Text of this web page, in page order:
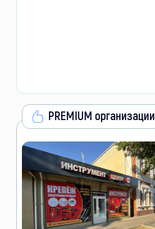
PREMIUM организации